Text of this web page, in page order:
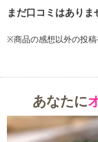
※商品の感想以外の投
あなたに